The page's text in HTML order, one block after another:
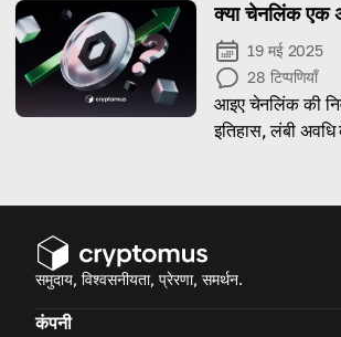
क्या चेनलिंक एक
19 मई 2025
28 टिप्पणियाँ
आइए चेनलिंक की
इतिहास, लंबी
समुदाय, विश्वसनीयता, प्रेरणा, समर्थन.
कंपनी